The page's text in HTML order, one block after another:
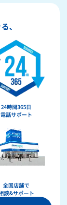
、
24時間365日
電話サポート
全国店舗で
談&サポート